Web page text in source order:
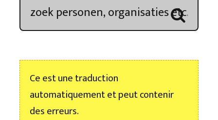
Kroniek
Nieuwsbrief
Ce est une traduction
automatiquement et peut contenir
des erreurs.